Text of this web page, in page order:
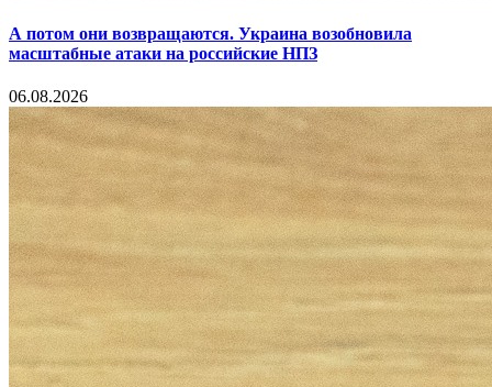
А потом они возвращаются. Украина возобновила
масштабные атаки на российские НПЗ
06.08.2026